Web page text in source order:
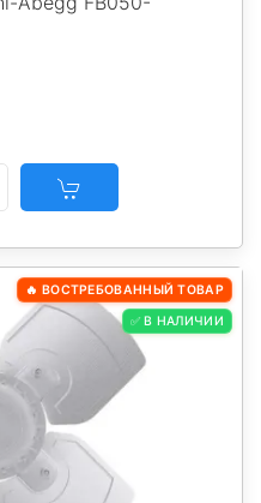
🔥 ВОСТРЕБОВАННЫЙ ТОВАР
✅ В НАЛИЧИИ